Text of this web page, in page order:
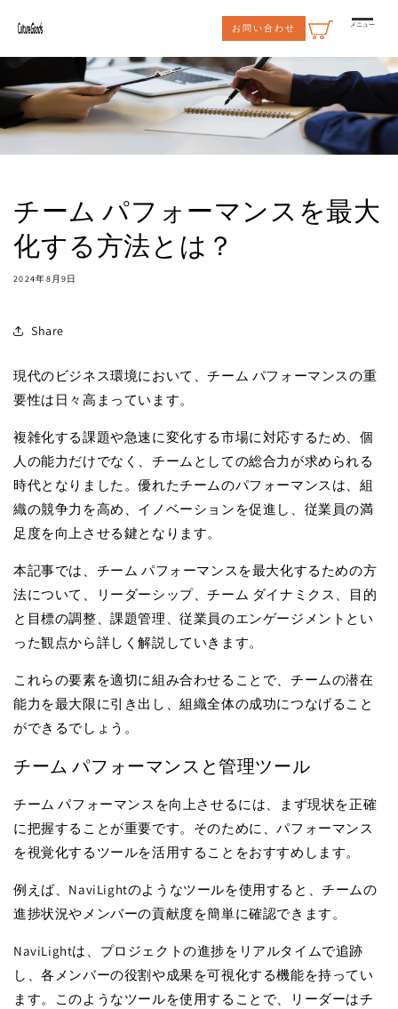
ンツに
進む
お問い合わせ メニュー
チーム パフォーマンスを最大
化する方法とは？
2024年8月9日
Share
現代のビジネス環境において、チーム パフォーマンスの重
要性は日々高まっています。
複雑化する課題や急速に変化する市場に対応するため、個
人の能力だけでなく、チームとしての総合力が求められる
時代となりました。優れたチームのパフォーマンスは、組
織の競争力を高め、イノベーションを促進し、従業員の満
足度を向上させる鍵となります。
本記事では、チーム パフォーマンスを最大化するための方
法について、リーダーシップ、チーム ダイナミクス、目的
と目標の調整、課題管理、従業員のエンゲージメントとい
った観点から詳しく解説していきます。
これらの要素を適切に組み合わせることで、チームの潜在
能力を最大限に引き出し、組織全体の成功につなげること
ができるでしょう。
チーム パフォーマンスと管理ツール
チーム パフォーマンスを向上させるには、まず現状を正確
に把握することが重要です。そのために、パフォーマンス
を視覚化するツールを活用することをおすすめします。
例えば、NaviLightのようなツールを使用すると、チームの
進捗状況やメンバーの貢献度を簡単に確認できます。
NaviLightは、プロジェクトの進捗をリアルタイムで追跡
し、各メンバーの役割や成果を可視化する機能を持ってい
ます。このようなツールを使用することで、リーダーはチ